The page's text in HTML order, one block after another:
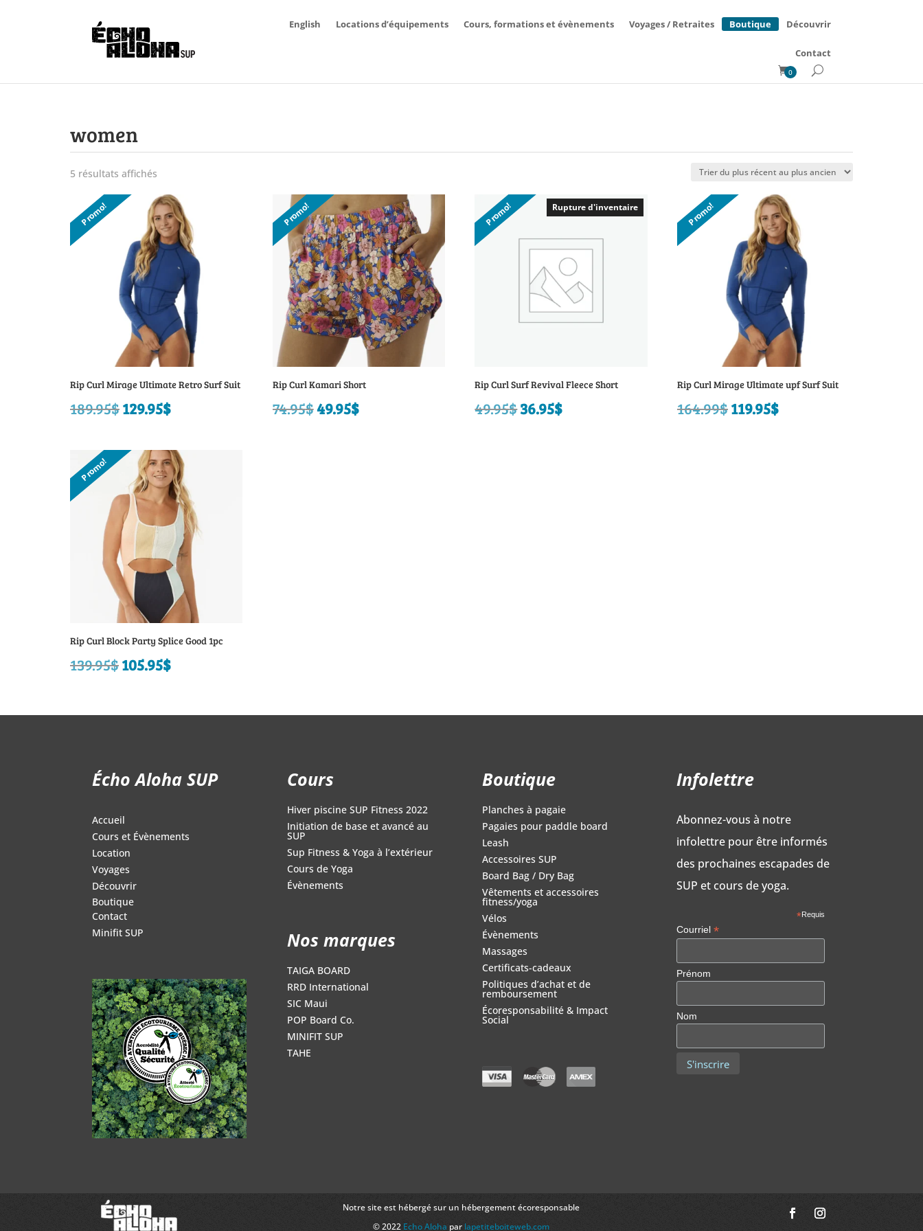
English Locations d’équipements Cours, formations et évènements Voyages / Retraites Boutique Découvrir
Contact
0
women
5 résultats affichés
du
plus
récent
ancien
Promo!
Rip Curl Mirage Ultimate Retro Surf Suit
189.95$Le
initial
était :
189.95$.
129.95$
actuel
est :
129.95$.
Promo!
Rip Curl Kamari Short
74.95$Le
49.95$Le
Promo! Rupture d'inventaire
Rupture d'inventaire
Rip Curl Surf Revival Fleece Short
49.95$Le
36.95$
Promo!
Rip Curl Mirage Ultimate upf Surf Suit
164.99$Le
119.95$
Promo!
Rip Curl Block Party Splice Good 1pc
139.95$Le
initial
105.95$
actuel
Écho Aloha SUP
Accueil
Cours et Évènements
Location
Voyages
Découvrir
Boutique
Contact
Minifit SUP
Cours
Hiver piscine SUP Fitness 2022
Initiation de base et avancé au
SUP
Sup Fitness & Yoga à l’extérieur
Cours de Yoga
Évènements
Nos marques
TAIGA BOARD
RRD International
SIC Maui
POP Board Co.
MINIFIT SUP
TAHE
Boutique
Planches à pagaie
Pagaies pour paddle board
Leash
Accessoires SUP
Board Bag / Dry Bag
Vêtements et accessoires
fitness/yoga
Vélos
Évènements
Massages
Certificats-cadeaux
Politiques d’achat et de
remboursement
Écoresponsabilité & Impact
Social
Infolettre
Abonnez-vous à notre
infolettre pour être informés
des prochaines escapades de
SUP et cours de yoga.
*Requis
Courriel*
Prénom
Nom
Notre site est hébergé sur un hébergement écoresponsable
© 2022 Echo Aloha par lapetiteboiteweb.com